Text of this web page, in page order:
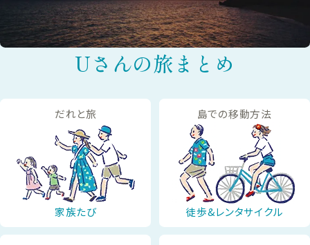
Uさんの旅まとめ
だれと旅
家族たび
島での移動方法
徒歩&レンタサイクル